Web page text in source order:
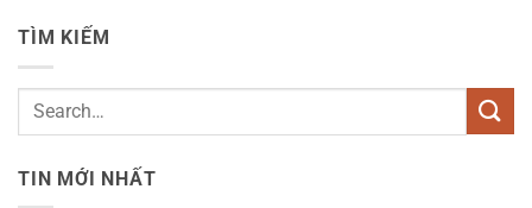
TÌM KIẾM
TIN MỚI NHẤT